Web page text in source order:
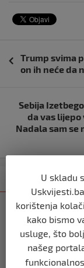
objava
Trump svima
on ih neće da
Sebija
da vas
Nadala sam
Kategorija
BIH
prije
U skladu
korištenja
kako bismo
usluge, što
našeg